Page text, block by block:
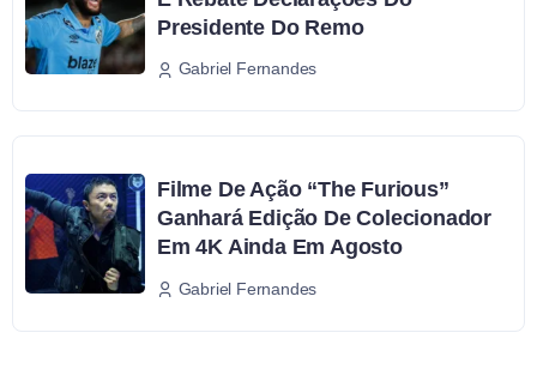
Presidente Do Remo
Gabriel Fernandes
Filme De Ação “The Furious”
Ganhará Edição De Colecionador
Em 4K Ainda Em Agosto
Gabriel Fernandes